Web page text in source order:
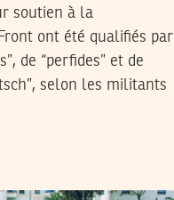
soutien à la
ont été qualifiés par
de “perfides” et de
selon les militants